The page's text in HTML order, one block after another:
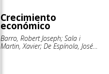
Crecimiento
económico
Barro, Robert Joseph; Sala i
Martin, Xavier; De Espínola, José